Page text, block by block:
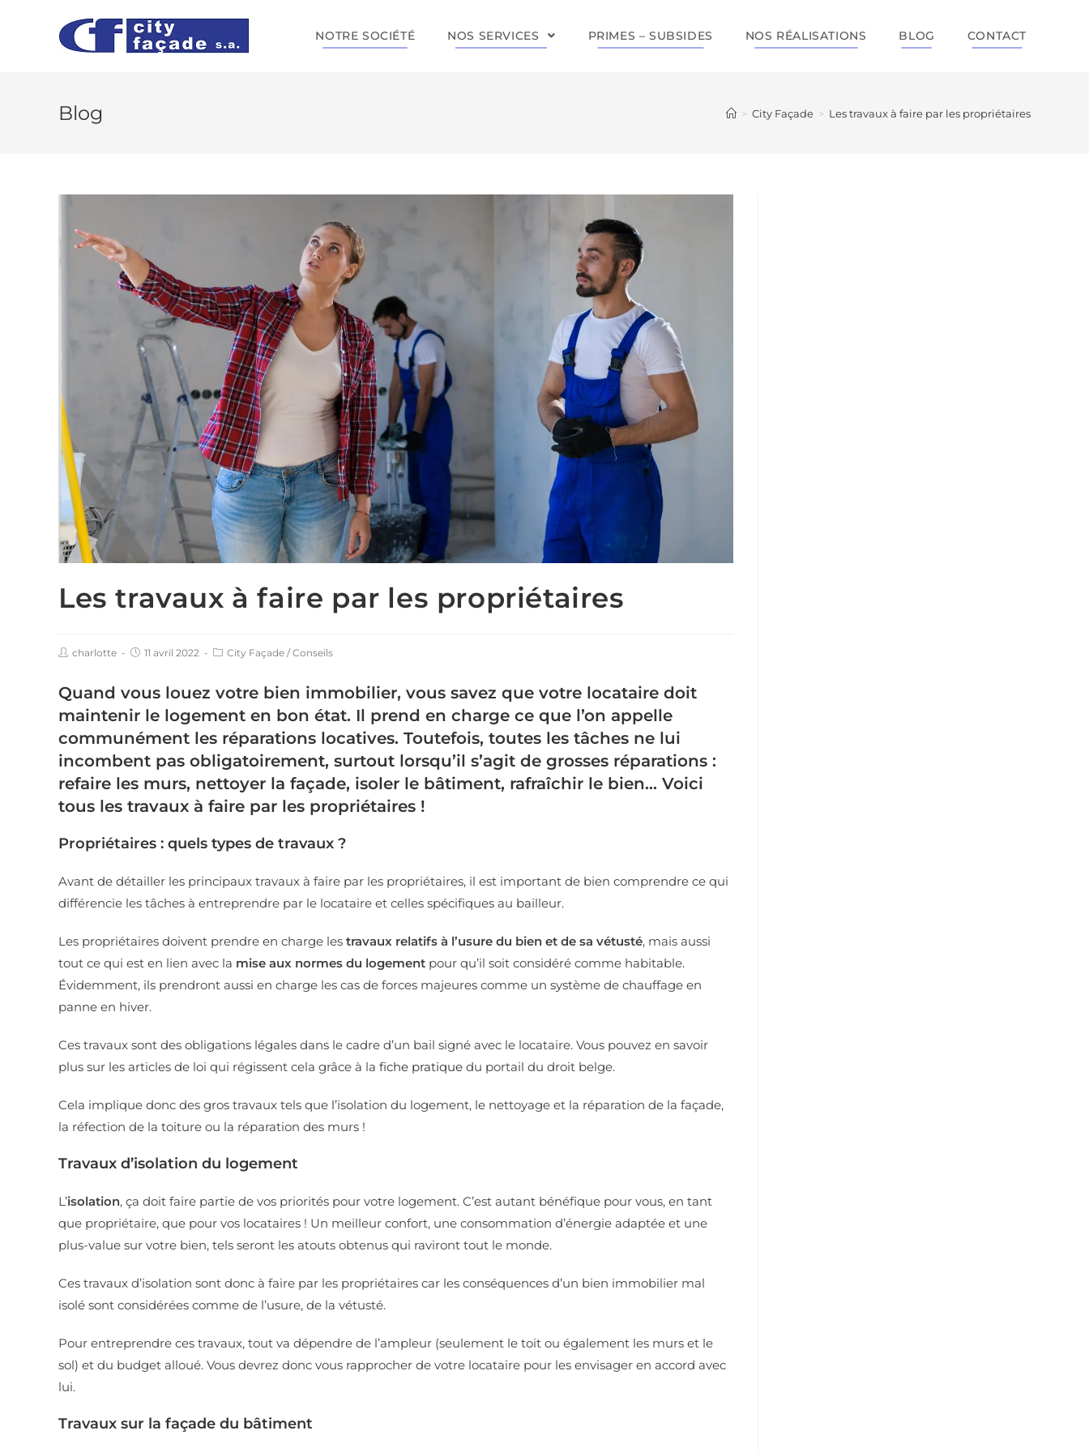
NOTRE SOCIÉTÉ NOS SERVICES PRIMES – SUBSIDES NOS RÉALISATIONS BLOG CONTACT
Blog > City Façade > Les travaux à faire par les propriétaires
Les travaux à faire par les propriétaires
charlotte 11 avril 2022 City Façade / Conseils
Quand vous louez votre bien immobilier, vous savez que votre locataire doit
maintenir le logement en bon état. Il prend en charge ce que l’on appelle
communément les réparations locatives. Toutefois, toutes les tâches ne lui
incombent pas obligatoirement, surtout lorsqu’il s’agit de grosses réparations :
refaire les murs, nettoyer la façade, isoler le bâtiment, rafraîchir le bien… Voici
tous les travaux à faire par les propriétaires !
Propriétaires : quels types de travaux ?
Avant de détailler les principaux travaux à faire par les propriétaires, il est important de bien comprendre ce qui
différencie les tâches à entreprendre par le locataire et celles spécifiques au bailleur.
Les propriétaires doivent prendre en charge les travaux relatifs à l’usure du bien et de sa vétusté, mais aussi
tout ce qui est en lien avec la mise aux normes du logement pour qu’il soit considéré comme habitable.
Évidemment, ils prendront aussi en charge les cas de forces majeures comme un système de chauffage en
panne en hiver.
Ces travaux sont des obligations légales dans le cadre d’un bail signé avec le locataire. Vous pouvez en savoir
plus sur les articles de loi qui régissent cela grâce à la fiche pratique du portail du droit belge.
Cela implique donc des gros travaux tels que l’isolation du logement, le nettoyage et la réparation de la façade,
la réfection de la toiture ou la réparation des murs !
Travaux d’isolation du logement
L’isolation, ça doit faire partie de vos priorités pour votre logement. C’est autant bénéfique pour vous, en tant
que propriétaire, que pour vos locataires ! Un meilleur confort, une consommation d’énergie adaptée et une
plus-value sur votre bien, tels seront les atouts obtenus qui raviront tout le monde.
Ces travaux d’isolation sont donc à faire par les propriétaires car les conséquences d’un bien immobilier mal
isolé sont considérées comme de l’usure, de la vétusté.
Pour entreprendre ces travaux, tout va dépendre de l’ampleur (seulement le toit ou également les murs et le
sol) et du budget alloué. Vous devrez donc vous rapprocher de votre locataire pour les envisager en accord avec
lui.
Travaux sur la façade du bâtiment